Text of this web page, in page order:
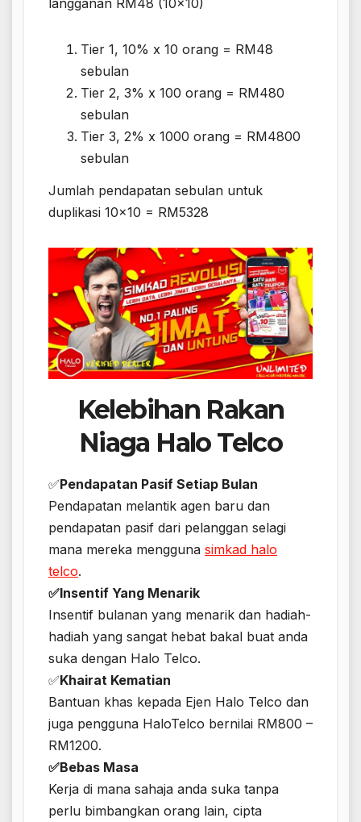
langganan RM48 (10×10)
Tier 1, 10% x 10 orang = RM48
sebulan
Tier 2, 3% x 100 orang = RM480
sebulan
Tier 3, 2% x 1000 orang = RM4800
sebulan
Jumlah pendapatan sebulan untuk
duplikasi 10×10 = RM5328
Kelebihan Rakan
Niaga Halo Telco
✅Pendapatan Pasif Setiap Bulan
Pendapatan melantik agen baru dan
pendapatan pasif dari pelanggan selagi
mana mereka mengguna simkad halo
telco.
✅Insentif Yang Menarik
Insentif bulanan yang menarik dan hadiah-
hadiah yang sangat hebat bakal buat anda
suka dengan Halo Telco.
✅Khairat Kematian
Bantuan khas kepada Ejen Halo Telco dan
juga pengguna HaloTelco bernilai RM800 –
RM1200.
✅Bebas Masa
Kerja di mana sahaja anda suka tanpa
perlu bimbangkan orang lain, cipta